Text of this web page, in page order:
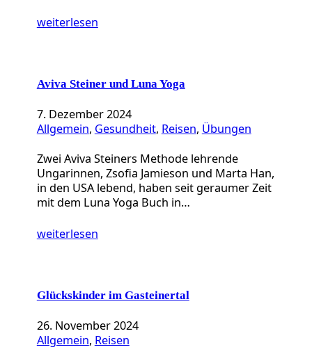
weiterlesen
Aviva Steiner und Luna Yoga
7. Dezember 2024
Allgemein, Gesundheit, Reisen, Übungen
Zwei Aviva Steiners Methode lehrende
Ungarinnen, Zsofia Jamieson und Marta Han,
in den USA lebend, haben seit geraumer Zeit
mit dem Luna Yoga Buch in…
weiterlesen
Glückskinder im Gasteinertal
26. November 2024
Allgemein, Reisen